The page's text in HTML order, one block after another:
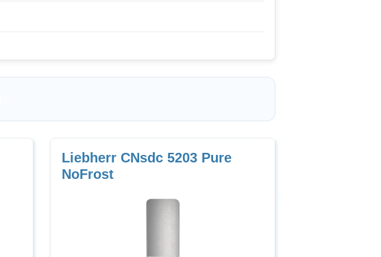
Liebherr CNsdc 5203 Pure
NoFrost